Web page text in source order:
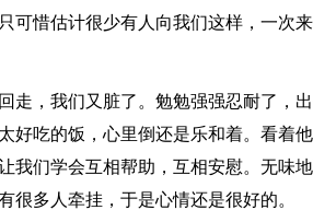
可惜估计很少有人向我们这样，一次
走，我们又脏了。勉勉强强忍耐了，
好吃的饭，心里倒还是乐和着。看着
我们学会互相帮助，互相安慰。无味
很多人牵挂，于是心情还是很好的。